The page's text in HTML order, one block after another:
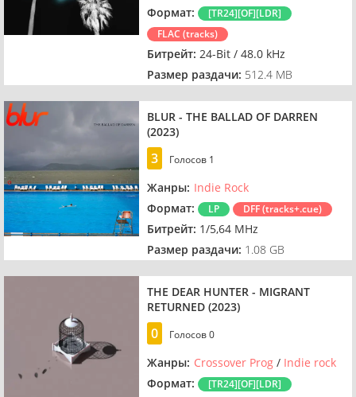
Формат:
[TR24][OF][LDR]
FLAC (tracks)
Битрейт: 24-Bit / 48.0 kHz
Размер раздачи: 512.4 MB
BLUR - THE BALLAD OF DARREN
(2023)
3 Голосов 1
Жанры: Indie Rock
Формат:
LP DFF (tracks+.cue)
Битрейт: 1/5,64 MHz
Размер раздачи: 1.08 GB
THE DEAR HUNTER - MIGRANT
RETURNED (2023)
0 Голосов0
Жанры: Crossover Prog / Indie rock
Формат:
[TR24][OF][LDR]